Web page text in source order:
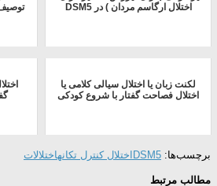
اختلال ارگاسم مردان ) در DSM5
لکنت زبان یا اختلال سیالی کلامی یا
اختلال فصاحت گفتار با شروع کودکی
برچسب‌ها: DSM5اختلال کنترل تکانهاختلالات
مطالب مرتبط